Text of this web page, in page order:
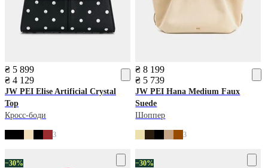
₴ 5 899
₴ 4 129
JW PEI Elise Artificial Crystal
Top
Кросс-боди
3
₴ 8 199
₴ 5 739
JW PEI Hana Medium Faux
Suede
Шоппер
3
−30% −30%